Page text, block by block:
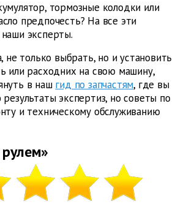
тормозные колодки или
предпочесть? На все эти
эксперты.
не только выбрать, но и установить
или расходних на свою машину,
в наш гид по запчастям, где вы
экспертиз, но советы по
и техническому обслуживанию